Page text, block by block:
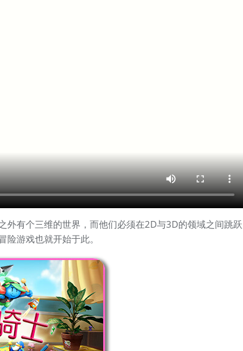
外有个三维的世界，而他们必须在2D与3D的领域之间跳跃
游戏也就开始于此。